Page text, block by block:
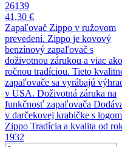
26139
41,30 €
Zapaľovač Zippo v ružovom
prevedení. Zippo je kovový
benzínový zapaľovač s
doživotnou zárukou a viac
ročnou tradíciou. Tieto
zapaľovače sa vyrábajú
v USA. Doživotná záruka na
funkčnosť zapaľovača
v darčekovej krabičke s logom
Zippo Tradícia a kvalita od
1932